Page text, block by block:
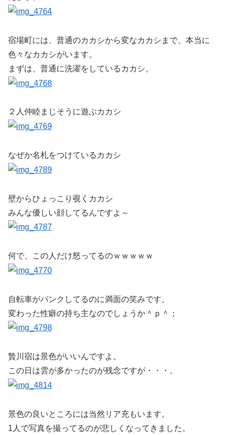
宿場町には、普通のカカシから変なカカシまで、本当に
色々なカカシがいます。
まずは、普通に洗濯をしているカカシ。
２人仲睦まじそうに遊ぶカカシ
なぜか名札をつけているカカシ
壁からひょっこり覗くカカシ
みんな優しい顔してるんですよ～
何で、この人だけ怒ってるのｗｗｗｗｗ
自転車がパンクしてるのに満面の笑みです。
変わった性癖の持ち主なのでしょうか＾ｐ＾；
贄川宿は景色がいいんですよ。
この日は雲が多かったのが残念ですが・・・。
景色の良いところには当然リア充もいます。
1人で写真を撮ってるのが悲しくなってきました。